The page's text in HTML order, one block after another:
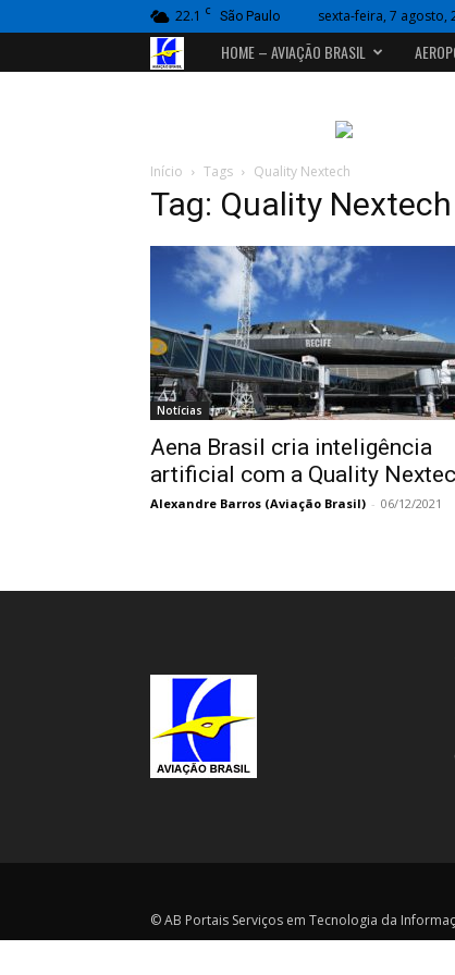
22.1 C São Paulo sexta-feira, 7 agosto,
Portal
HOME – AVIAÇÃO BRASIL
Início Tags Quality Nextech
Tag: Quality Nextech
Notícias
Aena Brasil cria inteligência
artificial com a Quality
Alexandre Barros (Aviação Brasil) - 06/12/2021
© AB Portais Serviços em Tecnologia da